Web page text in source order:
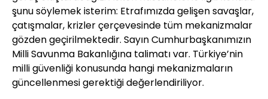
şunu söylemek isterim: Etrafımızda gelişen savaşlar,
çatışmalar, krizler çerçevesinde tüm mekanizmalar
gözden geçirilmektedir. Sayın Cumhurbaşkanımızın
Milli Savunma Bakanlığına talimatı var. Türkiye’nin
milli güvenliği konusunda hangi mekanizmaların
güncellenmesi gerektiği değerlendiriliyor.